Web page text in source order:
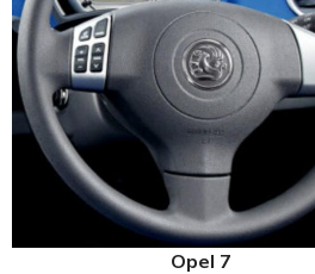
OPTIES SELECTERENOpel 7